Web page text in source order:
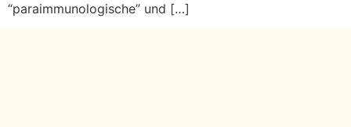
“paraimmunologische” und […]